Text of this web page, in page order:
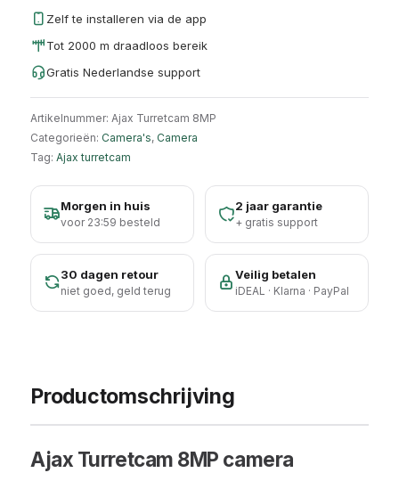
Zelf te installeren via de app
Tot 2000 m draadloos bereik
Gratis Nederlandse support
Artikelnummer: Ajax Turretcam 8MP
Categorieën: Camera's, Camera
Tag: Ajax turretcam
Morgen in huis
voor 23:59 besteld
2 jaar garantie
+ gratis support
30 dagen retour
niet goed, geld terug
Veilig betalen
iDEAL · Klarna · PayPal
Productomschrijving
Ajax Turretcam 8MP camera